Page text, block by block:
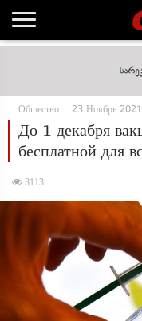
Общество 23 Ноябрь
До 1 декабря
бесплатной для
3113